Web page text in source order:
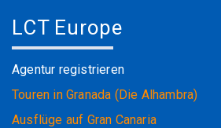
LCT Europe
Agentur registrieren
Touren in Granada (Die Alhambra)
Ausflüge auf Gran Canaria